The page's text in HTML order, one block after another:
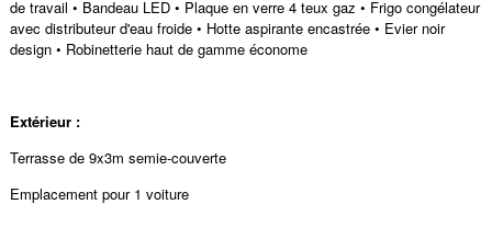
de travail • Bandeau LED • Plaque en verre 4 teux gaz • Frigo congélateur
avec distributeur d'eau froide • Hotte aspirante encastrée • Evier noir
design • Robinetterie haut de gamme économe
Extérieur :
Terrasse de 9x3m semie-couverte
Emplacement pour 1 voiture